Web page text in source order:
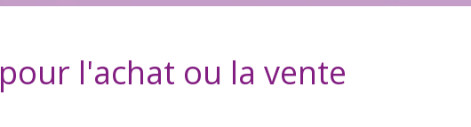
pour l'achat ou la vente